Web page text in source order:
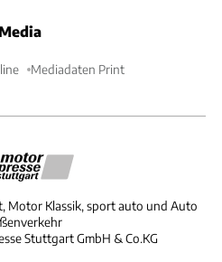
Media
Mediadaten Print
Motor Klassik, sport auto und Auto
Stuttgart GmbH & Co.KG